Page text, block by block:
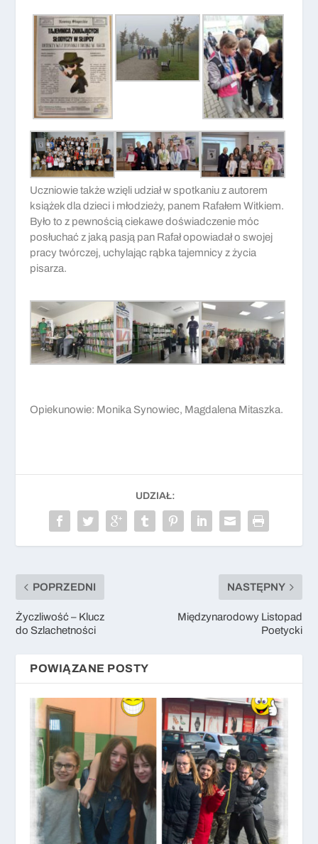
Uczniowie także wzięli udział w spotkaniu z autorem
książek dla dzieci i młodzieży, panem Rafałem Witkiem.
Było to z pewnością ciekawe doświadczenie móc
posłuchać z jaką pasją pan Rafał opowiadał o swojej
pracy twórczej, uchylając rąbka tajemnicy z życia
pisarza.
Opiekunowie: Monika Synowiec, Magdalena Mitaszka.
UDZIAŁ:
POPRZEDNI
Życzliwość – Klucz
do Szlachetności
NASTĘPNY
Międzynarodowy Listopad
Poetycki
POWIĄZANE POSTY